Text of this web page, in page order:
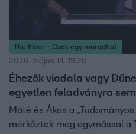
The Floor - Csak egy maradhat
2026. május 14. 19:20
Éhezők viadala vagy
egyetlen feladványra
Máté és Ákos a
mérkőztek meg egymással a